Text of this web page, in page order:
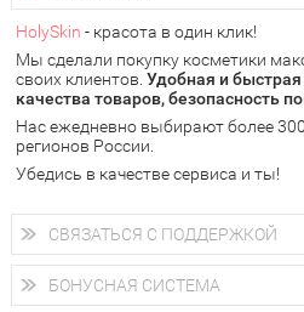
В 20 городах России доставка
следующий день.
у Вас всегда есть возможность
доставку от HolySkin.
подробнее об условиях
через интернет-банк (Альфа-
электронными способами.
HolySkin - красота в один клик!
Мы сделали покупку косметики
своих клиентов. Удобная и быстрая
качества товаров, безопасность
Нас ежедневно выбирают более
регионов России.
Убедись в качестве сервиса и ты!
СВЯЗАТЬСЯ С ПОДДЕРЖКОЙ
+7 (800) 707-24-55
Мы будем рады ответить на все
магазина, проконсультировать по
БОНУСНАЯ СИСТЕМА